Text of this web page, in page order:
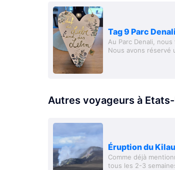
Tag 9 Parc Denali
Au Parc Denali,
Nous avons réservé
Autres voyageurs à
Éruption du
Comme déjà
tous les 2-3